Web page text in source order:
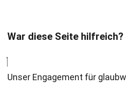
War diese Seite hilfreich?
Unser Engagement für